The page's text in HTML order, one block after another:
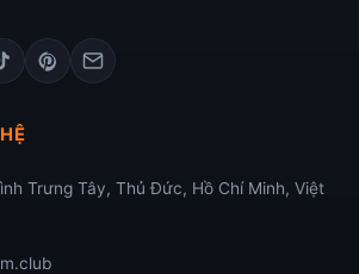
Trưng Tây, Thủ Đức, Hồ Chí Minh, Việt